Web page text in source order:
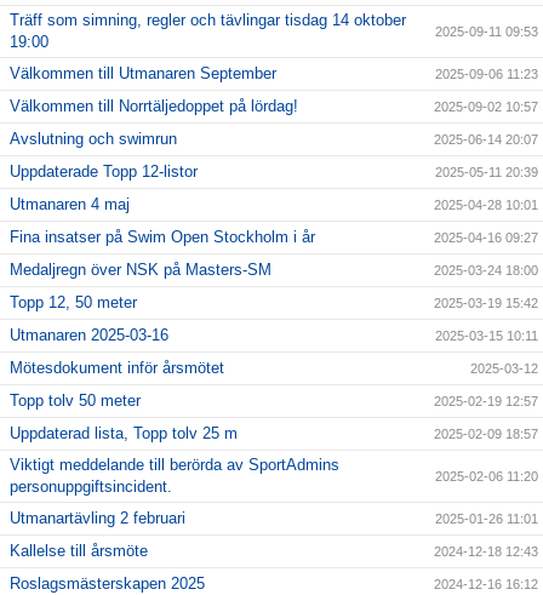
Träff som simning, regler och tävlingar tisdag 14 oktober
19:00
2025-09-11 09:53
Välkommen till Utmanaren September 2025-09-06 11:23
Välkommen till Norrtäljedoppet på lördag! 2025-09-02 10:57
Avslutning och swimrun 2025-06-14 20:07
Uppdaterade Topp 12-listor 2025-05-11 20:39
Utmanaren 4 maj 2025-04-28 10:01
Fina insatser på Swim Open Stockholm i år 2025-04-16 09:27
Medaljregn över NSK på Masters-SM 2025-03-24 18:00
Topp 12, 50 meter 2025-03-19 15:42
Utmanaren 2025-03-16 2025-03-15 10:11
Mötesdokument inför årsmötet 2025-03-12
Topp tolv 50 meter 2025-02-19 12:57
Uppdaterad lista, Topp tolv 25 m 2025-02-09 18:57
Viktigt meddelande till berörda av SportAdmins
personuppgiftsincident.
2025-02-06 11:20
Utmanartävling 2 februari 2025-01-26 11:01
Kallelse till årsmöte 2024-12-18 12:43
Roslagsmästerskapen 2025 2024-12-16 16:12